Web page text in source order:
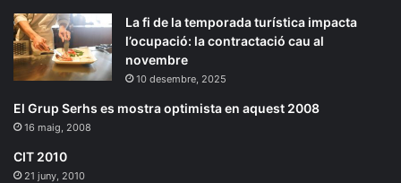
La fi de la temporada turística impacta
l’ocupació: la contractació cau al
novembre
10 desembre, 2025
El Grup Serhs es mostra optimista en aquest 2008
16 maig, 2008
CIT 2010
21 juny, 2010